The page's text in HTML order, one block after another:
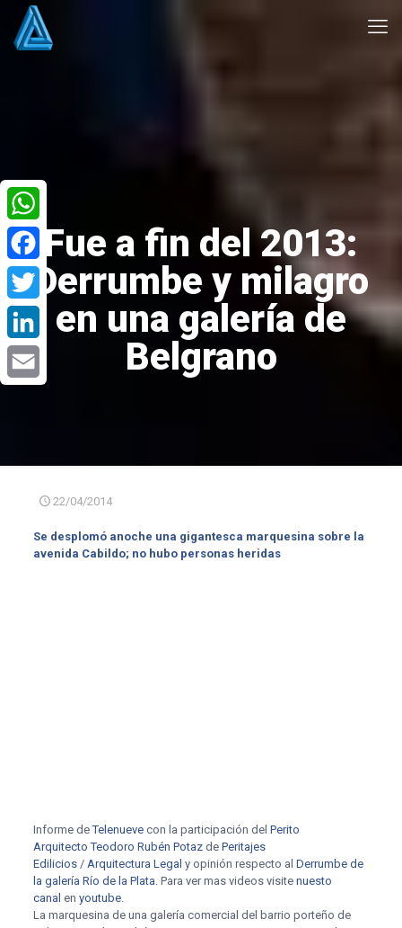
Fue a fin del 2013:
Derrumbe y milagro
en una galería de
Belgrano
22/04/2014
Se desplomó anoche una gigantesca marquesina sobre la
avenida Cabildo; no hubo personas heridas
Informe deTelenuevecon la participación del Perito
Arquitecto Teodoro Rubén Potazde Peritajes
Edilicios/ Arquitectura Legal y opinión respecto al Derrumbe de
la galería Río de la Plata. Para ver mas videos visite nuesto
canal en youtube.
La marquesina de una galería comercial del barrio porteño de
WhatsApp
Facebook
Twitter
LinkedIn